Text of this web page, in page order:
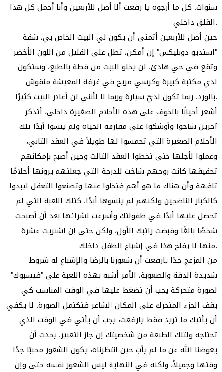
سنوات. كل ما أرجوه يا رفعت ألا أصل للأربعين وأنا أحمل كل هذا
القلق داخلي.
حين أصل للأربعين أتمنى أن يكون لي البيت الخاص بي، شقة
"استديو دوبليكس" إن أمكن، تطل على القليل من اللون الأخضر
وتقع في حي هادئ. لن يخلو البيت من قطة بالطبع، وستكون
لدي مكتبة كبيرة وكرسي مريح في غرفة المعيشة منقوش
بالورد. ربما تكون لديّ سيارة وربما لا لأنني لن أغادر البيت كثيرًا.
أشعر أحيانًا بالخوف على هذه الأحلام الصغيرة داخلي، أتذكر
آخرين شاخوا وأوشكوا على مفارقة الحياة ولم ينسوا أبدًا تلك
الأحلام الصغيرة التي تحمسوا لها طويلاً في العقد الثاني،
وعملوا لأجلها حتى تخطوا العقد الثالث وحين أصبح بإمكانهم
تحقيقها كانت روحهم شاخت للدرجة التي جعلتهم يرونها أحلامًا
تافهة وأن هناك ما هو أهم فتخلوا عنها وتصنعوا التعقل ليبدوا
كالكبار الناضجين ولكنهم لم ينسوها أبدًا. كتلك اللعبة التي لم
تحصل عليها أبدًا في طفولتك وأسرعت لشرائها بعد أن أصبحت
شخصًا بالغًا وقبضت راتبك الأول، ولكن حتى إن اشتريت عشرة
منها لا يفلح هذا في إشباع الطفل داخلك.
من المزعج جدًا يارفعت أن شعورنا بالرضا والإشباع له شروط
شديدة الدقة والصعوبة، الأمر أشبه بهذه اللعبة على "فيسبوك"
لصورة متحركة يجب أن تضغط عليها في الوقت المناسب كي
يقف الجزء المتحرك على المكان الشاغر فتكتمل الصورة. لا يكفي
أن يأتيك ما تريد فقط يارفعت، يجب أن يأتي في الوقت الذي
تحتاجه ولتلك الطبعة من شخصيتك إن جاز التعبير. يحدث أن
يعوضنا الله عن ما لم يأتِ حين انتظرناه، يكون الشعور محببًا جدًا
وقتها وجميلاً، ولكنه في النهاية ليس الشعور نفسه حتى وإن